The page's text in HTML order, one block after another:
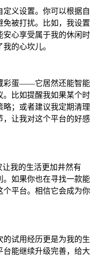
义设置。你可以根据自
免被打扰。比如，我设置
安心享受属于我的休闲时
的心坎儿。
彩蛋——它居然还能智能
。比如提醒我如果某个时
略；或者建议我定期清理
，让我对这个平台的好感
我的生活更加井然有
。如果你也在寻找一款能
个平台。相信它会成为你
试用经历更是为我的生
能继续升级完善，给大